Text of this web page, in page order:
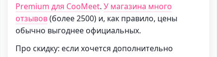
Premium для CooMeet. У магазина много
отзывов(более 2500) и, как правило, цены
обычно выгоднее официальных.
Про скидку: если хочется дополнительно